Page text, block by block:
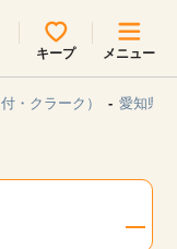
キープ メニュー
・クラーク） 愛知県/